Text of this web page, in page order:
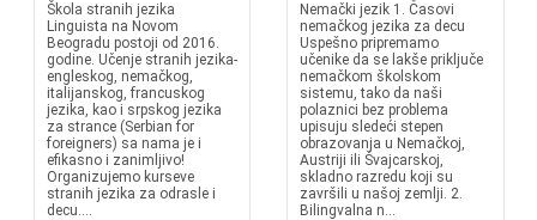
Škola stranih jezika
Linguista na Novom
Beogradu postoji od 2016.
godine. Učenje stranih jezika-
engleskog, nemačkog,
italijanskog, francuskog
jezika, kao i srpskog jezika
za strance (Serbian for
foreigners) sa nama je i
efikasno i zanimljivo!
Organizujemo kurseve
stranih jezika za odrasle i
decu....
Nemački jezik 1. Časovi
nemačkog jezika za decu
Uspešno pripremamo
učenike da se lakše priključe
nemačkom školskom
sistemu, tako da naši
polaznici bez problema
upisuju sledeći stepen
obrazovanja u Nemačkoj,
Austriji ili Švajcarskoj,
skladno razredu koji su
završili u našoj zemlji. 2.
Bilingvalna n...